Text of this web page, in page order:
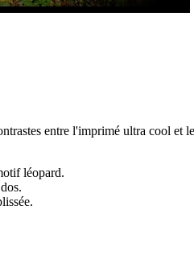
entre l'imprimé ultra cool et le
léopard.